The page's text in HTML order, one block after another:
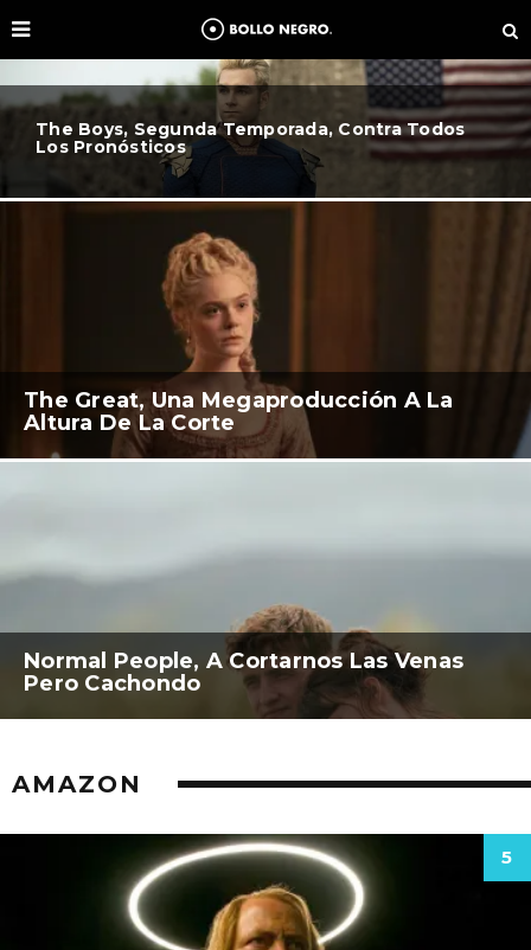
The Boys, Segunda Temporada, Contra Todos
Los Pronósticos
The Great, Una Megaproducción A La
Altura De La Corte
Normal People, A Cortarnos Las Venas
Pero Cachondo
AMAZON
5